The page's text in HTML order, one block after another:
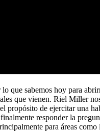
que sabemos hoy para
que vienen. Riel Miller
propósito de ejercitar una
responder la
para áreas